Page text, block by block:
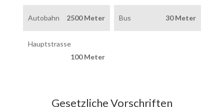
Autobahn 2500 Meter Bus 30 Meter
Hauptstrasse
100 Meter
Gesetzliche Vorschriften